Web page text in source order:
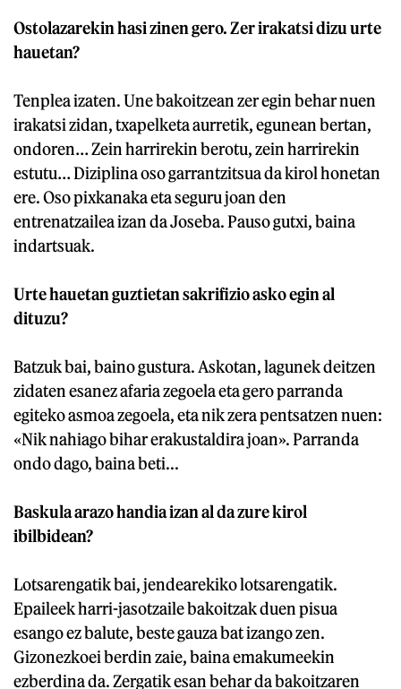
Ostolazarekin hasi zinen gero. Zer irakatsi dizu urte
hauetan?
Tenplea izaten. Une bakoitzean zer egin behar nuen
irakatsi zidan, txapelketa aurretik, egunean bertan,
ondoren… Zein harrirekin berotu, zein harrirekin
estutu… Diziplina oso garrantzitsua da kirol honetan
ere. Oso pixkanaka eta seguru joan den
entrenatzailea izan da Joseba. Pauso gutxi, baina
indartsuak.
Urte hauetan guztietan sakrifizio asko egin al
dituzu?
Batzuk bai, baino gustura. Askotan, lagunek deitzen
zidaten esanez afaria zegoela eta gero parranda
egiteko asmoa zegoela, eta nik zera pentsatzen nuen:
«Nik nahiago bihar erakustaldira joan». Parranda
ondo dago, baina beti...
Baskula arazo handia izan al da zure kirol
ibilbidean?
Lotsarengatik bai, jendearekiko lotsarengatik.
Epaileek harri-jasotzaile bakoitzak duen pisua
esango ez balute, beste gauza bat izango zen.
Gizonezkoei berdin zaie, baina emakumeekin
ezberdina da. Zergatik esan behar da bakoitzaren